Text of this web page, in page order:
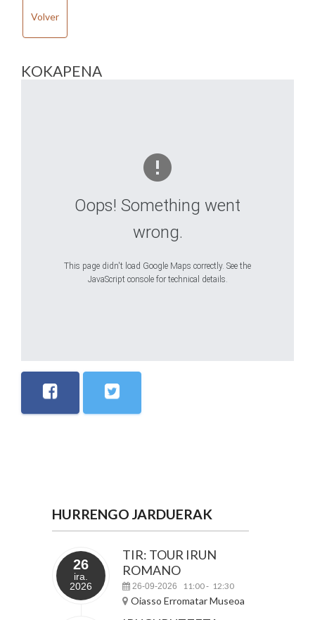
Volver
KOKAPENA
Oops! Something went
wrong.
This page didn't load Google Maps correctly. See the
JavaScript console for technical details.
HURRENGO JARDUERAK
26
ira.
2026
TIR: TOUR IRUN
ROMANO
26-09-2026 11:00- 12:30
Oiasso Erromatar Museoa